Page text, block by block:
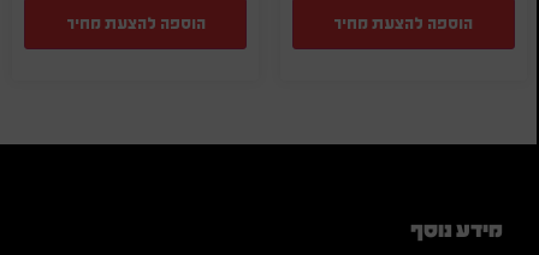
הוספה להצעת מחיר הוספה להצעת מחיר
מידע נוסף